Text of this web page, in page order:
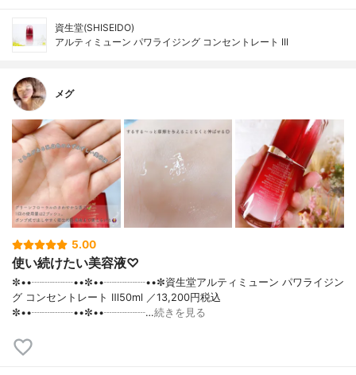
資生堂(SHISEIDO)
アルティミューン パワライジング コンセントレート III
メグ
5.00
使い続けたい美容液♡
✼••┈┈┈┈••✼••┈┈┈┈••✼資生堂アルティミューン パワライジン
グ コンセントレート Ⅲ50ml ／13,200円税込
✼••┈┈┈┈••✼••┈┈┈┈…続きを見る